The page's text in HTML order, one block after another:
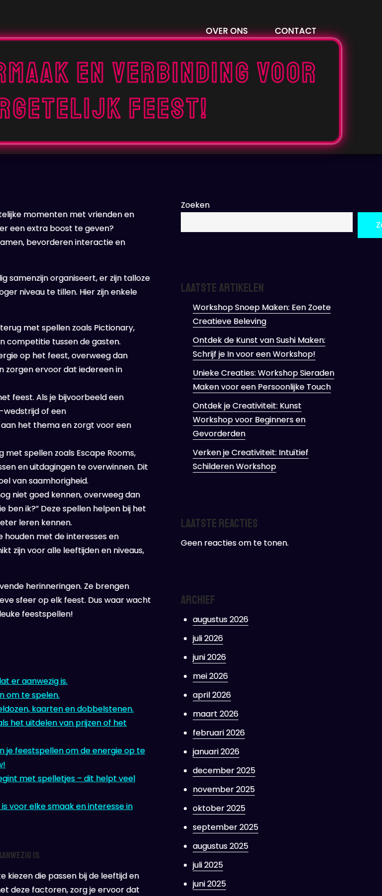
OVER ONS CONTACT
en Verbinding voor
Feest!
momenten met vrienden en
een extra boost te geven?
bevorderen interactie en
samenzijn organiseert, er zijn talloze
niveau te tillen. Hier zijn enkele
met spellen zoals Pictionary,
competitie tussen de gasten.
op het feest, overweeg dan
zorgen ervoor dat iedereen in
feest. Als je bijvoorbeeld een
wedstrijd of een
het thema en zorgt voor een
spellen zoals Escape Rooms,
en uitdagingen te overwinnen. Dit
van saamhorigheid.
niet goed kennen, overweeg dan
ben ik?” Deze spellen helpen bij het
leren kennen.
houden met de interesses en
zijn voor alle leeftijden en niveaus,
herinneringen. Ze brengen
sfeer op elk feest. Dus waar wacht
feestspellen!
er aanwezig is.
om te spelen.
kaarten en dobbelstenen.
het uitdelen van prijzen of het
je feestspellen om de energie op te
met spelletjes – dit helpt veel
voor elke smaak en interesse in
is.
kiezen die passen bij de leeftijd en
deze factoren, zorg je ervoor dat
Zoeken
Laatste artikelen
Workshop Snoep Maken: Een Zoete
Creatieve Beleving
Ontdek de Kunst van Sushi Maken:
Schrijf je In voor een Workshop!
Unieke Creaties: Workshop Sieraden
Maken voor een Persoonlijke Touch
Ontdek je Creativiteit: Kunst
Workshop voor Beginners en
Gevorderden
Verken je Creativiteit: Intuïtief
Schilderen Workshop
Laatste reacties
Geen reacties om te tonen.
Archief
augustus 2026
juli 2026
juni 2026
mei 2026
april 2026
maart 2026
februari 2026
januari 2026
december 2025
november 2025
oktober 2025
september 2025
augustus 2025
juli 2025
juni 2025